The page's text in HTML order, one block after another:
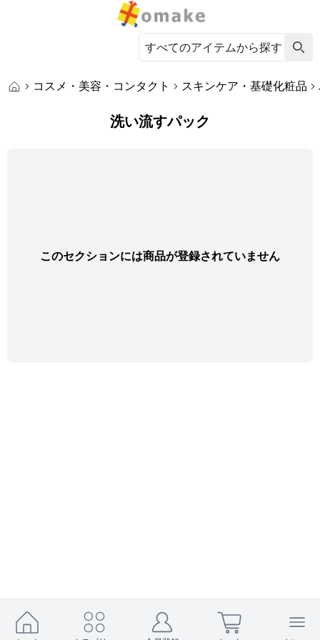
コスメ・美容・コンタクト スキンケア・基礎化粧品
洗い流すパック
このセクションには商品が登録されていません